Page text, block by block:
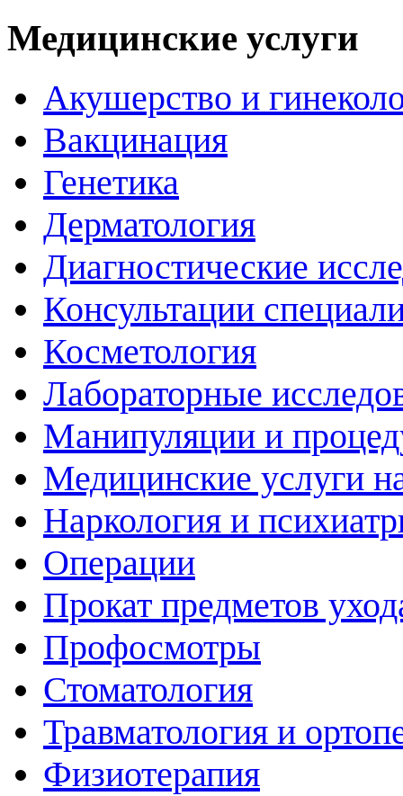
Медицинские услуги
Акушерство и
Вакцинация
Генетика
Дерматология
Диагностические
Консультации
Косметология
Лабораторные
Манипуляции и
Медицинские услуги
Наркология и
Операции
Прокат предметов
Профосмотры
Стоматология
Травматология и
Физиотерапия